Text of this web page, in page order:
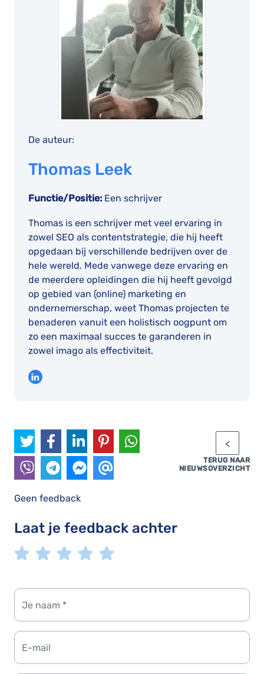
De auteur:
Thomas Leek
Functie/Positie: Een schrijver
Thomas is een schrijver met veel ervaring in
zowel SEO als contentstrategie, die hij heeft
opgedaan bij verschillende bedrijven over de
hele wereld. Mede vanwege deze ervaring en
de meerdere opleidingen die hij heeft gevolgd
op gebied van (online) marketing en
ondernemerschap, weet Thomas projecten te
benaderen vanuit een holistisch oogpunt om
zo een maximaal succes te garanderen in
zowel imago als effectiviteit.
TERUG NAAR
NIEUWSOVERZICHT
Geen feedback
Laat je feedback achter